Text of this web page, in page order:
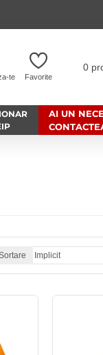
te Favorite
0
AI UN